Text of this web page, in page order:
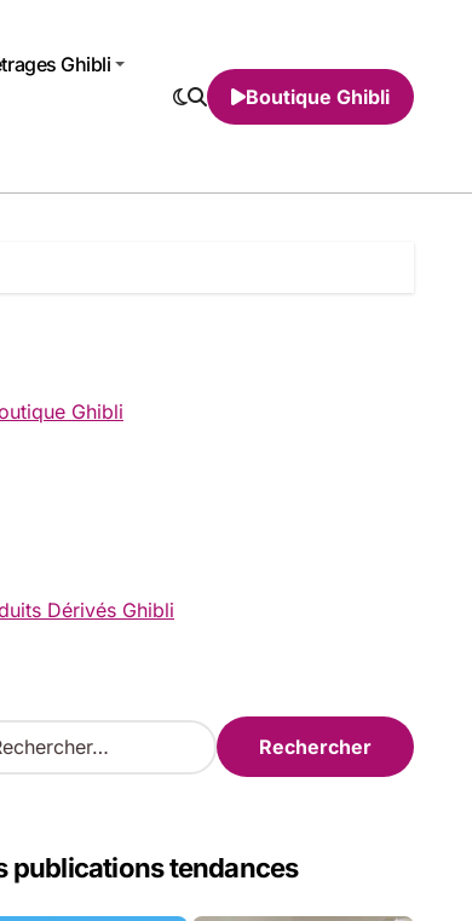
Ghibli
Boutique Ghibli
Dérivés Ghibli
publications tendances